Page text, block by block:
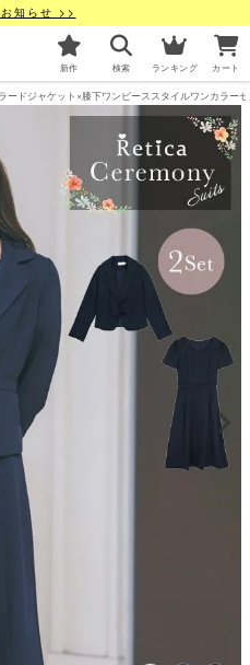
知らせ >>
新作 検索 ランキング カート
ードジャケット×膝下ワンピーススタイルワンカラー